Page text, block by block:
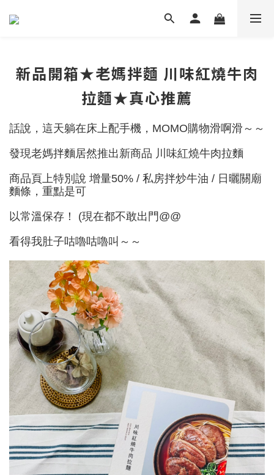
新品開箱★老媽拌麵 川味紅燒牛肉
拉麵★真心推薦
話說，這天躺在床上配手機，MOMO購物滑啊滑～～
發現老媽拌麵居然推出新商品 川味紅燒牛肉拉麵
商品頁上特別說 增量50% / 私房拌炒牛油 / 日曬關廟
麵條，重點是可
以常溫保存！ (現在都不敢出門@@
看得我肚子咕嚕咕嚕叫～～